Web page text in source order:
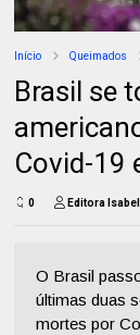
Início Queimados
Brasil se
Covid-19
0 Editora
O Brasil
últimas duas
mortes por